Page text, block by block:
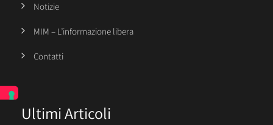
Notizie
MIM – L’informazione libera
Contatti
Ultimi Articoli